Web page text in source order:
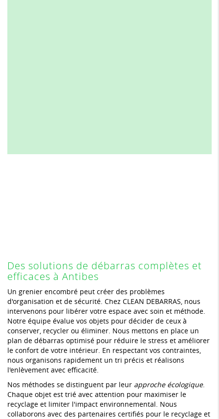
Des solutions de débarras complètes et
efficaces à Antibes
Un grenier encombré peut créer des problèmes
d'organisation et de sécurité. Chez CLEAN DEBARRAS, nous
intervenons pour libérer votre espace avec soin et méthode.
Notre équipe évalue vos objets pour décider de ceux à
conserver, recycler ou éliminer. Nous mettons en place un
plan de débarras optimisé pour réduire le stress et améliorer
le confort de votre intérieur. En respectant vos contraintes,
nous organisons rapidement un tri précis et réalisons
l'enlèvement avec efficacité.
Nos méthodes se distinguent par leur approche écologique.
Chaque objet est trié avec attention pour maximiser le
recyclage et limiter l'impact environnemental. Nous
collaborons avec des partenaires certifiés pour le recyclage et